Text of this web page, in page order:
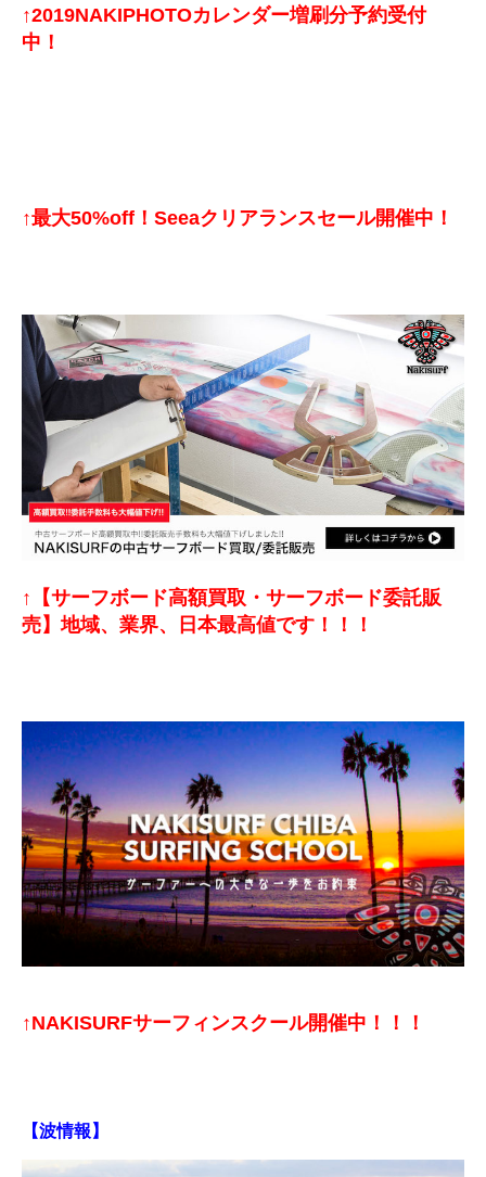
↑2019NAKIPHOTOカレンダー増刷分予約受付
中！
↑最大50%off！Seeaクリアランスセール開催中！
↑【サーフボード高額買取・サーフボード委託販
売】地域、業界、日本最高値です！！！
↑NAKISURFサーフィンスクール開催中！！！
【波情報】